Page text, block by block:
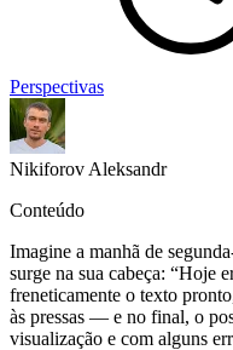
Perspectivas
Nikiforov Aleksandr
Conteúdo
Imagine a manhã de
surge na sua cabeça: “Hoje
freneticamente o texto
às pressas — e no final, o
visualização e com alguns